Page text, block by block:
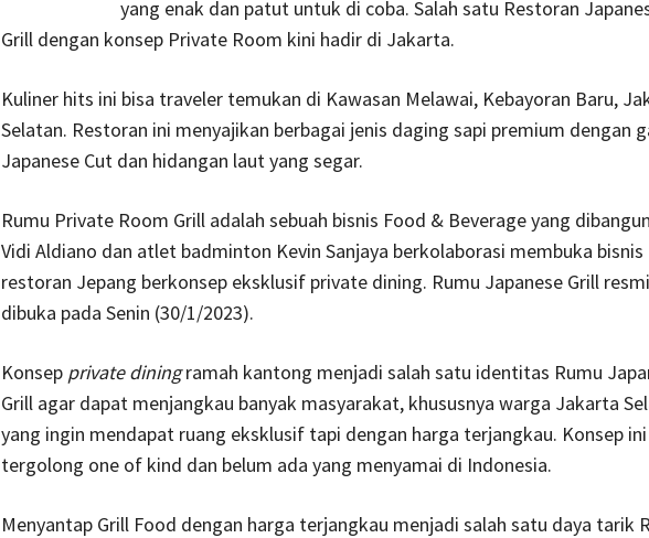
yang enak dan patut untuk di coba. Salah satu Restoran
Grill dengan konsep Private Room kini hadir di Jakarta.
Kuliner hits ini bisa traveler temukan di Kawasan Melawai, Kebayoran Baru,
Selatan. Restoran ini menyajikan berbagai jenis daging sapi premium dengan
Japanese Cut dan hidangan laut yang segar.
Rumu Private Room Grill adalah sebuah bisnis Food & Beverage yang
Vidi Aldiano dan atlet badminton Kevin Sanjaya berkolaborasi membuka bisnis
restoran Jepang berkonsep eksklusif private dining. Rumu Japanese Grill resmi
dibuka pada Senin (30/1/2023).
Konsep private diningramah kantong menjadi salah satu identitas Rumu
Grill agar dapat menjangkau banyak masyarakat, khususnya warga Jakarta
yang ingin mendapat ruang eksklusif tapi dengan harga terjangkau. Konsep ini
tergolong one of kind dan belum ada yang menyamai di Indonesia.
Menyantap Grill Food dengan harga terjangkau menjadi salah satu daya tarik